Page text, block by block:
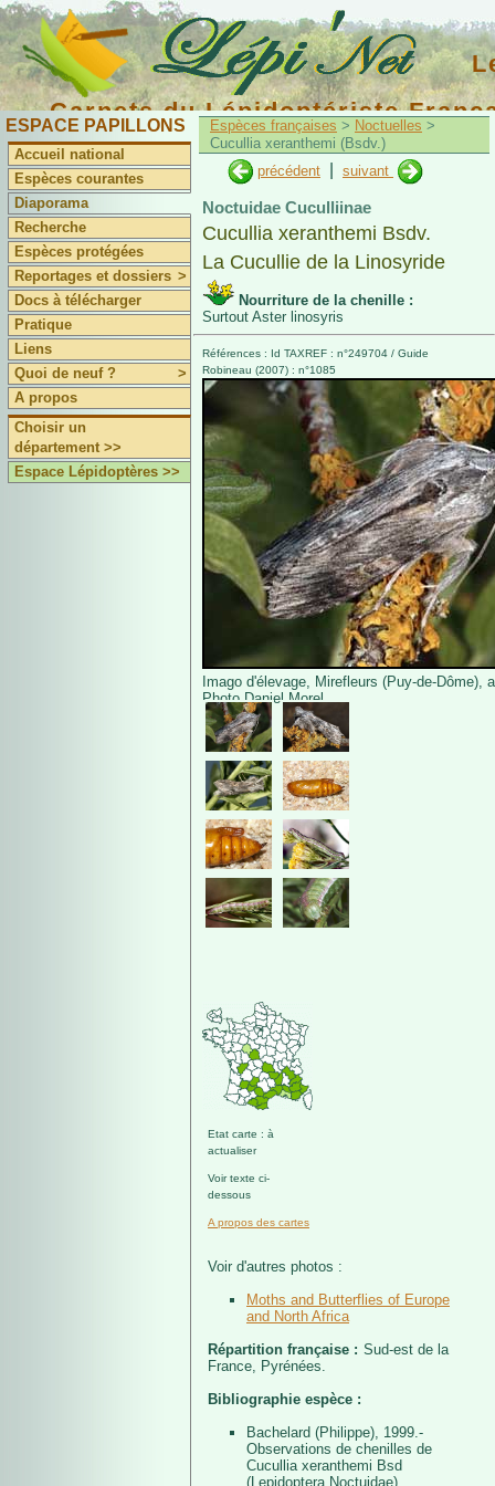
Carnets du Lépidoptériste
ESPACE PAPILLONS
Accueil national
Espèces courantes
Diaporama
Recherche
Espèces protégées
Reportages et dossiers >
Docs à télécharger
Pratique
Liens
Quoi de neuf ?
>
A propos
Choisir un
département >>
Espace Lépidoptères >>
Espèces françaises > Noctuelles >
Cucullia xeranthemi (Bsdv.)
précédent
suivant
Noctuidae Cuculliinae
Cucullia xeranthemi Bsdv.
La Cucullie de la Linosyride
Nourriture de la chenille :
Surtout Aster linosyris
Références : Id TAXREF : n°249704 / Guide
Robineau (2007) : n°1085
Imago d'élevage, Mirefleurs (Puy-de-Dôme),
Photo Daniel Morel.
Etat carte : à
actualiser
Voir texte ci-
dessous
A propos des cartes
Voir d'autres photos :
Moths and Butterflies of Europe
and North Africa
Répartition française : Sud-est de la
France, Pyrénées.
Bibliographie espèce :
Bachelard (Philippe), 1999.-
Observations de chenilles de
Cucullia xeranthemi Bsd
(Lepidoptera Noctuidae).